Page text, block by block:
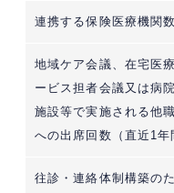
連携する保険医療機関数
地域ケア会議、在宅医
ービス担者会議又は病
施設等で実施される他
への出席回数（直近1年
往診・連絡体制構築の